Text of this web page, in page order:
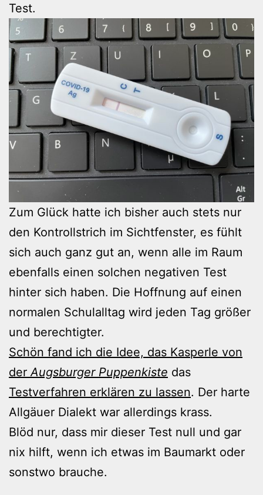
Test.
Zum Glück hatte ich bisher auch stets nur
den Kontrollstrich im Sichtfenster, es fühlt
sich auch ganz gut an, wenn alle im Raum
ebenfalls einen solchen negativen Test
hinter sich haben. Die Hoffnung auf einen
normalen Schulalltag wird jeden Tag größer
und berechtigter.
Schön fand ich die Idee, das Kasperle von
derAugsburger Puppenkiste das
Testverfahren erklären zu lassen. Der harte
Allgäuer Dialekt war allerdings krass.
Blöd nur, dass mir dieser Test null und gar
nix hilft, wenn ich etwas im Baumarkt oder
sonstwo brauche.